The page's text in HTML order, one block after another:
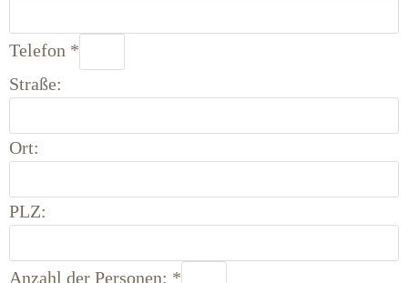
Telefon *
Straße:
Ort:
PLZ:
Anzahl der Personen: *